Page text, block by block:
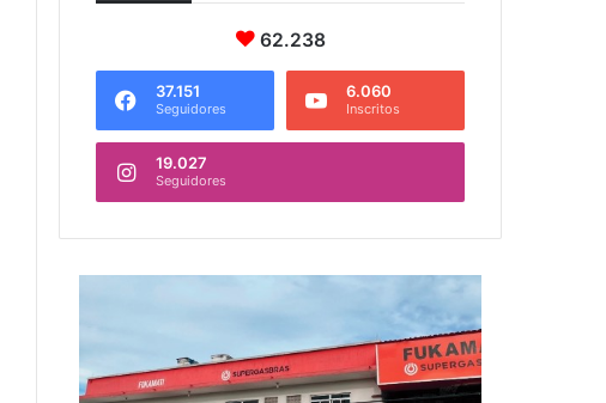
62.238
37.151
Seguidores
6.060
Inscritos
19.027
Seguidores